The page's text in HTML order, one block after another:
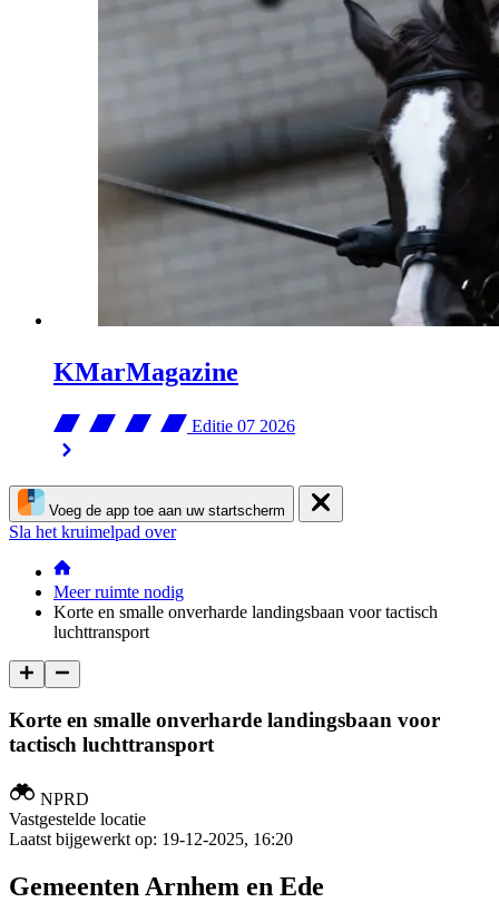
KMarMagazine
Editie 07 2026
Voeg de app toe aan uw startscherm
Sla het kruimelpad over
Meer ruimte nodig
Korte en smalle onverharde landingsbaan voor tactisch
luchttransport
Korte en smalle onverharde landingsbaan voor
tactisch luchttransport
NPRD
Vastgestelde locatie
Laatst bijgewerkt op: 19-12-2025, 16:20
Gemeenten Arnhem en Ede